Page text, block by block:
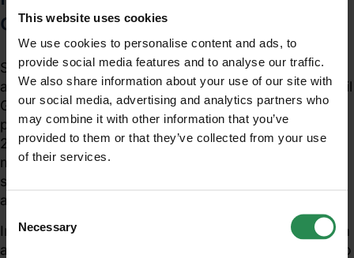
This website uses cookies
We use cookies to personalise content and ads, to
provide social media features and to analyse our traffic.
We also share information about your use of our site with
our social media, advertising and analytics partners who
may combine it with other information that you’ve
provided to them or that they’ve collected from your use
of their services.
Selection
Necessary
conferma proroga
Si ricorda che con il Dpcm 27 aprile 2010 "Modifiche
al Modello unico di dichiarazione ambientale (Mud)", il
Governo ha modificato la modulistica con cui
presentare la dichiarazione Mud 2010 (relativa ai dati
2009) e con apposito comunicato, ha ripubblicato la
modulistica completa da utilizzare, ripristinando le
schede e le istruzioni della dichiarazione dello scorso
anno.
Inoltre, il Consiglio dei Ministri, lo scorso 30 aprile, ha
approvato il Decreto Legge che proroga al 30 giugno
Unisciti al mondo MadeHSE
obblighi, modifiche, prescrizioni in ambito tecnico